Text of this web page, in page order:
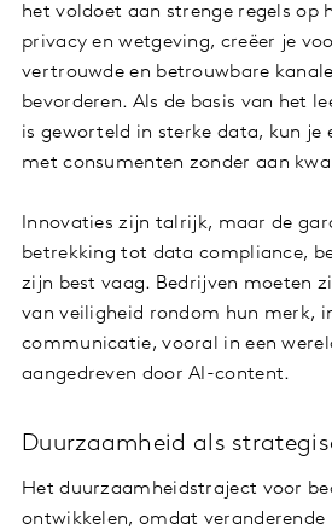
het voldoet aan strenge regels op
privacy en wetgeving, creëer je
vertrouwde en betrouwbare
bevorderen. Als de basis van het
is geworteld in sterke data, kun je
met consumenten zonder aan
Innovaties zijn talrijk, maar de
betrekking tot data compliance,
zijn best vaag. Bedrijven moeten
van veiligheid rondom hun merk,
communicatie, vooral in een
aangedreven door AI-content.
Duurzaamheid als
Het duurzaamheidstraject voor
ontwikkelen, omdat veranderende